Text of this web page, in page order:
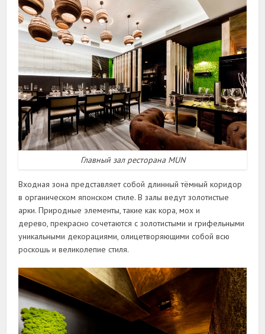
Главный зал ресторана MUN
Входная зона представляет собой длинный тёмный коридор
в органическом японском стиле. В залы ведут золотистые
арки. Природные элементы, такие как кора, мох и
дерево, прекрасно сочетаются с золотистыми и грифельными
уникальными декорациями, олицетворяющими собой всю
роскошь и великолепие стиля.